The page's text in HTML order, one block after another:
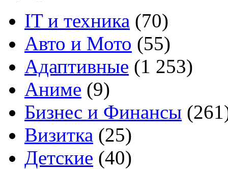
IT и техника (70)
Авто и Мото (55)
Адаптивные (1 253)
Аниме (9)
Бизнес и Финансы
Визитка (25)
Детские (40)